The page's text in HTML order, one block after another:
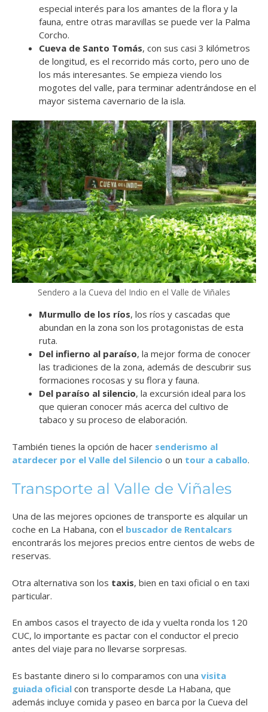
especial interés para los amantes de la flora y la
fauna, entre otras maravillas se puede ver la Palma
Corcho.
Cueva de Santo Tomás, con sus casi 3 kilómetros
de longitud, es el recorrido más corto, pero uno de
los más interesantes. Se empieza viendo los
mogotes del valle, para terminar adentrándose en el
mayor sistema cavernario de la isla.
Sendero a la Cueva del Indio en el Valle de Viñales
Murmullo de los ríos, los ríos y cascadas que
abundan en la zona son los protagonistas de esta
ruta.
Del infierno al paraíso, la mejor forma de conocer
las tradiciones de la zona, además de descubrir sus
formaciones rocosas y su flora y fauna.
Del paraíso al silencio, la excursión ideal para los
que quieran conocer más acerca del cultivo de
tabaco y su proceso de elaboración.
También tienes la opción de hacer senderismo al
atardecer por el Valle del Silencio o un tour a caballo.
Transporte al Valle de Viñales
Una de las mejores opciones de transporte es alquilar un
coche en La Habana, con el buscador de Rentalcars
encontrarás los mejores precios entre cientos de webs de
reservas.
Otra alternativa son los taxis, bien en taxi oficial o en taxi
particular.
En ambos casos el trayecto de ida y vuelta ronda los 120
CUC, lo importante es pactar con el conductor el precio
antes del viaje para no llevarse sorpresas.
Es bastante dinero si lo comparamos con una visita
guiada oficial con transporte desde La Habana, que
además incluye comida y paseo en barca por la Cueva del